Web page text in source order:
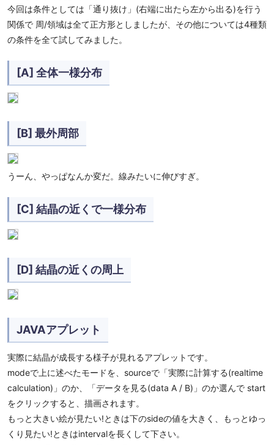
今回は条件としては「通り抜け」(右端に出たら左から出る)を行う
関係で 周/領域は全て正方形としましたが、その他については4種類
の条件を全て試してみました。
[A] 全体一様分布
[B] 最外周部
うーん、やっぱなんか変だ。線みたいに伸びすぎ。
[C] 結晶の近くで一様分布
[D] 結晶の近くの周上
JAVAアプレット
実際に結晶が成長する様子が見れるアプレットです。
modeで上に述べたモードを、sourceで「実際に計算する(realtime
calculation)」のか、「データを見る(data A / B)」のか選んで start
をクリックすると、描画されます。
もっと大きい絵が見たい!ときは下のsideの値を大きく、もっとゆっ
くり見たい!ときはintervalを長くして下さい。